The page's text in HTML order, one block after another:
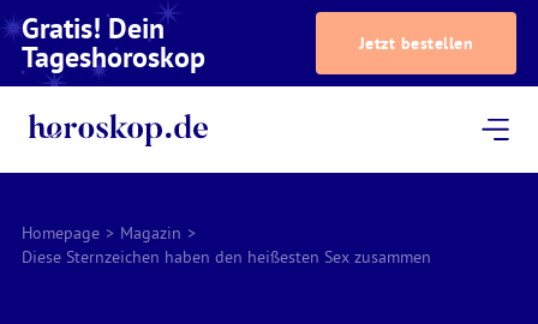
Gratis! Dein
Tageshoroskop Jetzt bestellen
Homepage > Magazin >
Diese Sternzeichen haben den heißesten Sex zusammen